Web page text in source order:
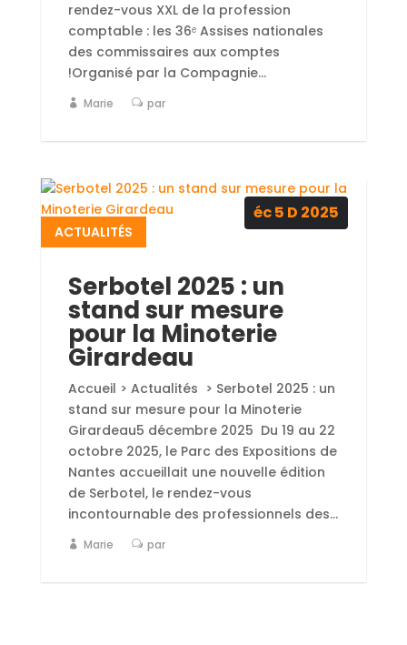
rendez-vous XXL de la profession
comptable : les 36ᵉ Assises nationales
des commissaires aux comptes
!Organisé par la Compagnie...
Marie par
Serbotel 2025 : un
stand sur mesure
pour la Minoterie
Girardeau
ACTUALITÉS
Accueil > Actualités > Serbotel 2025 : un
stand sur mesure pour la Minoterie
Girardeau5 décembre 2025 Du 19 au 22
octobre 2025, le Parc des Expositions de
Nantes accueillait une nouvelle édition
de Serbotel, le rendez-vous
incontournable des professionnels des...
Marie par
éc 5 D 2025